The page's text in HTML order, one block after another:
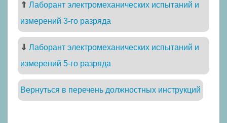
⇑ Лаборант электромеханических испытаний и
измерений 3-го разряда
⇓ Лаборант электромеханических испытаний и
измерений 5-го разряда
Вернуться в перечень должностных инструкций